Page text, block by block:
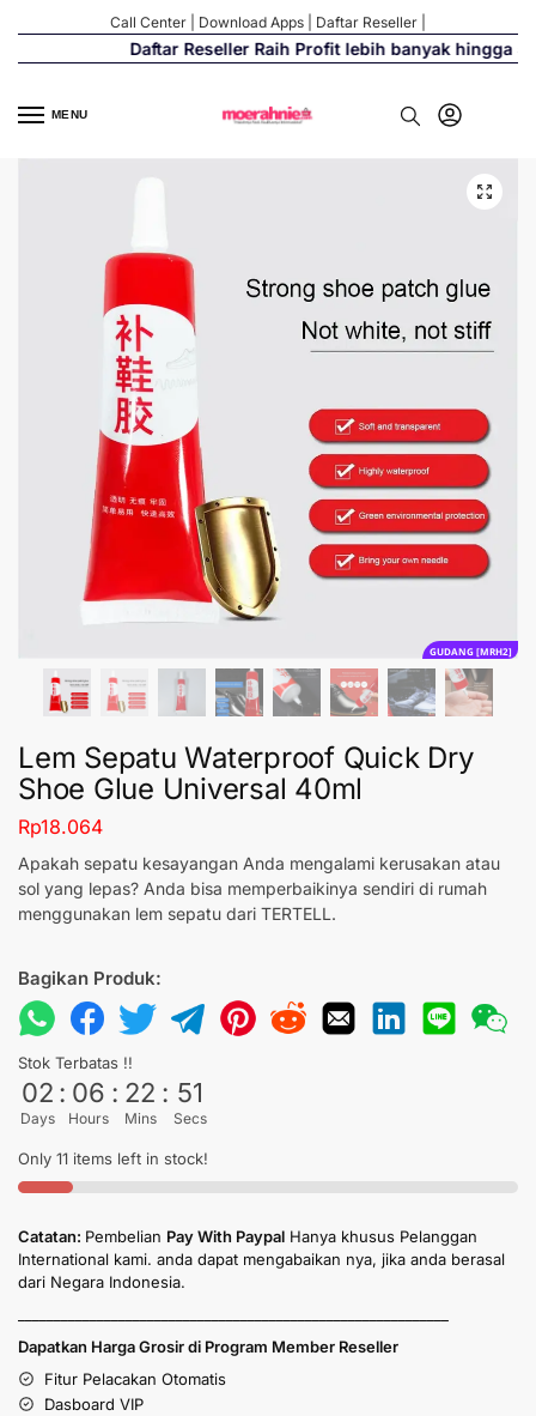
Call Center Download Apps Daftar Reseller
Daftar Reseller Raih Profit lebih banyak hingga
MENU
GUDANG [MRH2]
Lem Sepatu Waterproof Quick Dry
Shoe Glue Universal 40ml
Rp18.064
Apakah sepatu kesayangan Anda mengalami kerusakan atau
sol yang lepas? Anda bisa memperbaikinya sendiri di rumah
menggunakan lem sepatu dari TERTELL.
Bagikan Produk:
Stok Terbatas !!
02
Days
: 06
Hours
: 22
Mins
: 50
Secs
Only 11 items left in stock!
Catatan: Pembelian Pay With Paypal Hanya khusus Pelanggan
International kami. anda dapat mengabaikan nya, jika anda berasal
dari Negara Indonesia.
Dapatkan Harga Grosir di Program Member Reseller
Fitur Pelacakan Otomatis
Dasboard VIP